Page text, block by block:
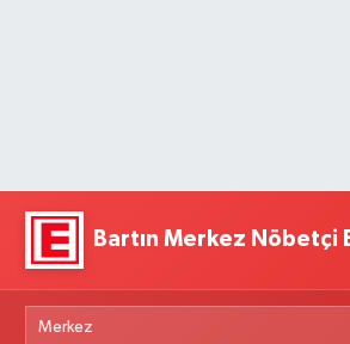
Bartın Merkez Nöbetçi